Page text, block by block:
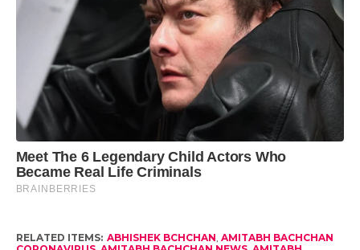
RELATED ITEMS: ABHISHEK BCHCHAN AMITABH BACHCHAN